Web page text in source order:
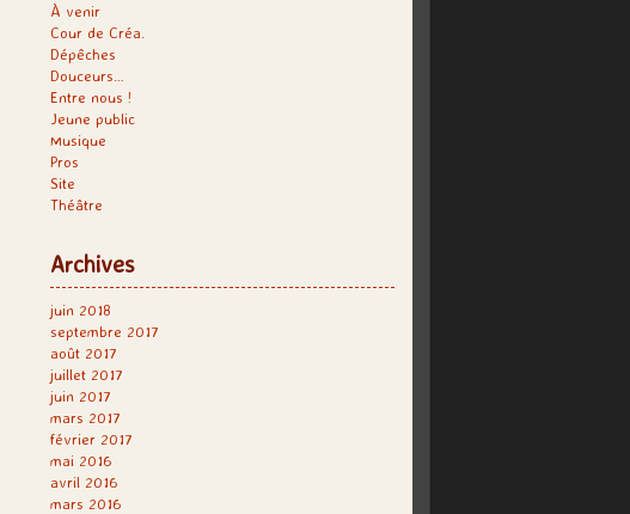
À venir
Cour de Créa.
Dépêches
Douceurs…
Entre nous !
Jeune public
Musique
Pros
Site
Théâtre
Archives
juin 2018
septembre 2017
août 2017
juillet 2017
juin 2017
mars 2017
février 2017
mai 2016
avril 2016
mars 2016